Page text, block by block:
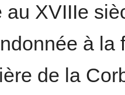
au XVIIIe
à la
de la